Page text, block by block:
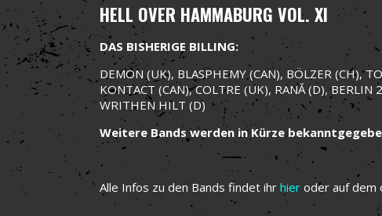
HELL OVER HAMMABURG VOL. XI
DAS BISHERIGE BILLING:
DEMON (UK), BLASPHEMY (CAN), BÖLZER (CH),
KONTACT (CAN), COLTRE (UK), RANĂ (D), BERLIN
WRITHEN HILT (D)
Weitere Bands werden in Kürze
Alle Infos zu den Bands findet ihr hier oder auf dem